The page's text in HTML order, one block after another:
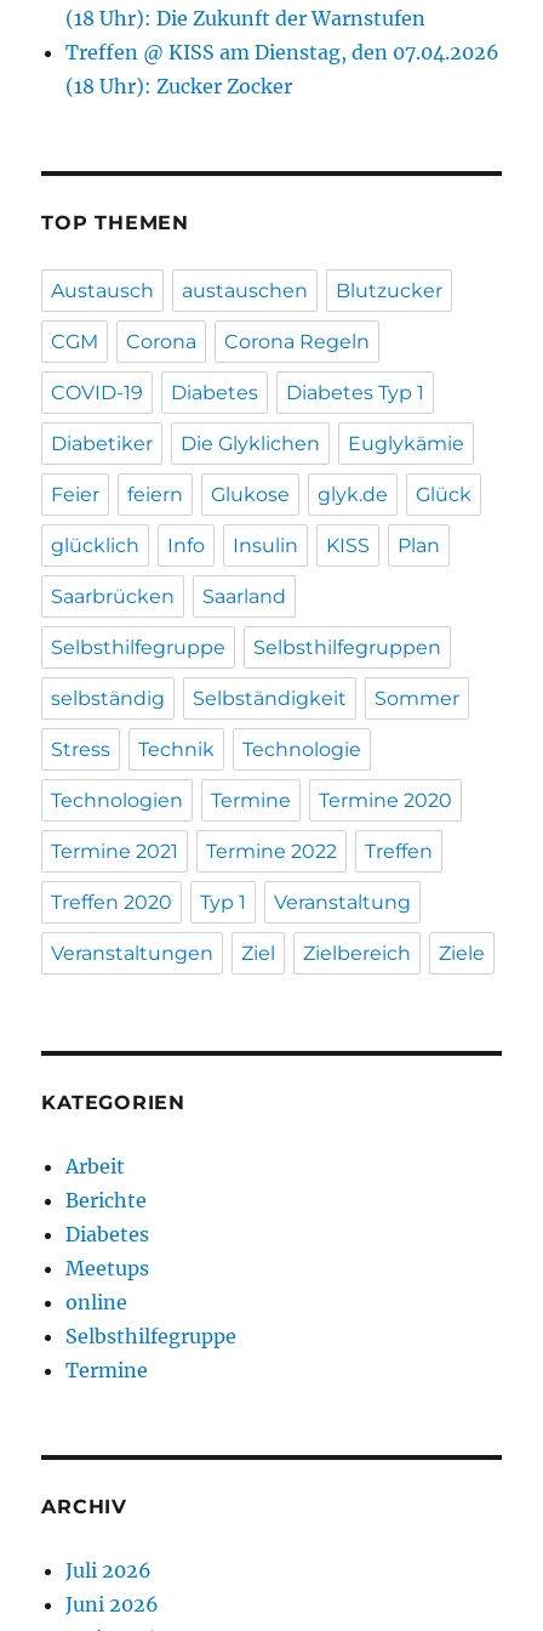
(18 Uhr): Die Zukunft der Warnstufen
Treffen @ KISS am Dienstag, den 07.04.2026
(18 Uhr): Zucker Zocker
TOP THEMEN
Austausch austauschen Blutzucker
CGM Corona Corona Regeln
COVID-19 Diabetes Diabetes Typ 1
Diabetiker Die Glyklichen Euglykämie
Feier feiern Glukose glyk.de Glück
glücklich Info Insulin KISS Plan
Saarbrücken Saarland
Selbsthilfegruppe Selbsthilfegruppen
selbständig Selbständigkeit Sommer
Stress Technik Technologie
Technologien Termine Termine 2020
Termine 2021 Termine 2022 Treffen
Treffen 2020 Typ 1 Veranstaltung
Veranstaltungen Ziel Zielbereich Ziele
KATEGORIEN
Arbeit
Berichte
Diabetes
Meetups
online
Selbsthilfegruppe
Termine
ARCHIV
Juli 2026
Juni 2026